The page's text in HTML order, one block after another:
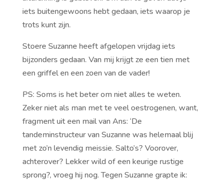
iets buitengewoons hebt gedaan, iets waarop je
trots kunt zijn.
Stoere Suzanne heeft afgelopen vrijdag iets
bijzonders gedaan. Van mij krijgt ze een tien met
een griffel en een zoen van de vader!
PS: Soms is het beter om niet alles te weten.
Zeker niet als man met te veel oestrogenen, want,
fragment uit een mail van Ans: ‘De
tandeminstructeur van Suzanne was helemaal blij
met zo’n levendig meissie. Salto’s? Voorover,
achterover? Lekker wild of een keurige rustige
sprong?, vroeg hij nog. Tegen Suzanne grapte ik: